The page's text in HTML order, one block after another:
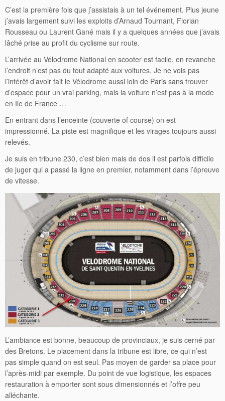
C’est la première fois que j’assistais à un tel événement. Plus jeune
j’avais largement suivi les exploits d’Arnaud Tournant, Florian
Rousseau ou Laurent Gané mais il y a quelques années que j’avais
lâché prise au profit du cyclisme sur route.
L’arrivée au Vélodrome National en scooter est facile, en revanche
l’endroit n’est pas du tout adapté aux voitures. Je ne vois pas
l’intérêt d’avoir fait le Vélodrome aussi loin de Paris sans trouver
d’espace pour un vrai parking, mais la voiture n’est pas à la mode
en Ile de France …
En entrant dans l’enceinte (couverte of course) on est
impressionné. La piste est magnifique et les virages toujours aussi
relevés.
Je suis en tribune 230, c’est bien mais de dos il est parfois difficile
de juger qui a passé la ligne en premier, notamment dans l’épreuve
de vitesse.
L’ambiance est bonne, beaucoup de provinciaux, je suis cerné par
des Bretons. Le placement dans la tribune est libre, ce qui n’est
pas simple quand on est seul. Pas moyen de garder sa place pour
l’après-midi par exemple. Du point de vue logistique, les espaces
restauration à emporter sont sous dimensionnés et l’offre peu
alléchante.